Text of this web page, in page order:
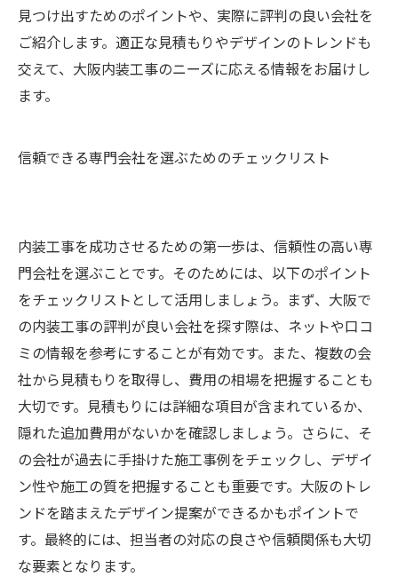
見つけ出すためのポイントや、実際に評判の良い会社を
ご紹介します。適正な見積もりやデザインのトレンドも
交えて、大阪内装工事のニーズに応える情報をお届けし
ます。
信頼できる専門会社を選ぶためのチェックリスト
内装工事を成功させるための第一歩は、信頼性の高い専
門会社を選ぶことです。そのためには、以下のポイント
をチェックリストとして活用しましょう。まず、大阪で
の内装工事の評判が良い会社を探す際は、ネットや口コ
ミの情報を参考にすることが有効です。また、複数の会
社から見積もりを取得し、費用の相場を把握することも
大切です。見積もりには詳細な項目が含まれているか、
隠れた追加費用がないかを確認しましょう。さらに、そ
の会社が過去に手掛けた施工事例をチェックし、デザイ
ン性や施工の質を把握することも重要です。大阪のトレ
ンドを踏まえたデザイン提案ができるかもポイントで
す。最終的には、担当者の対応の良さや信頼関係も大切
な要素となります。